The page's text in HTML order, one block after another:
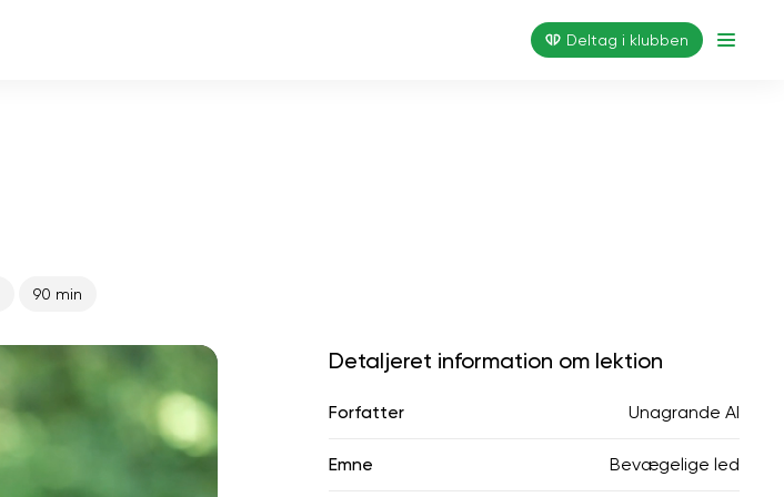
Deltag i klubben
90 min
01:44
Detaljeret information om lektion
Forfatter Unagrande AI
Emne Bevægelige led